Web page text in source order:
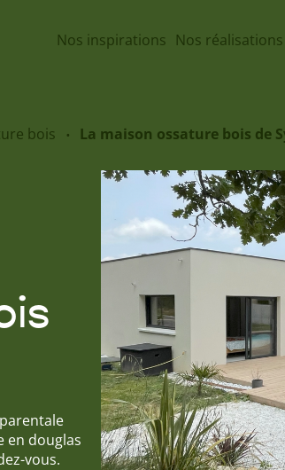
Nos inspirations Nos réalisations
bois La maison ossature bois de
en douglas
vous.